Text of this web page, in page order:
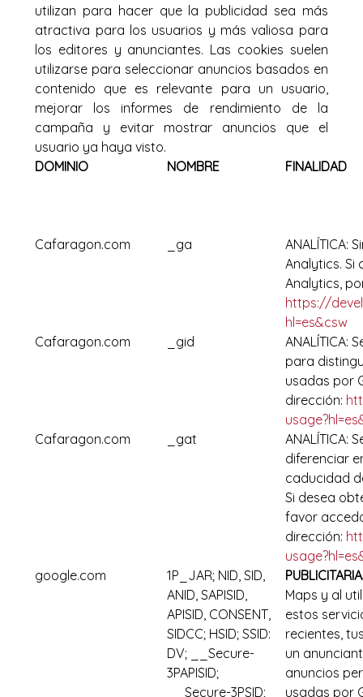
utilizan para hacer que la publicidad sea más
atractiva para los usuarios y más valiosa para
los editores y anunciantes. Las cookies suelen
utilizarse para seleccionar anuncios basados en
contenido que es relevante para un usuario,
mejorar los informes de rendimiento de la
campaña y evitar mostrar anuncios que el
usuario ya haya visto.
DOMINIO
NOMBRE FINALIDAD
Cafaragon.com _ga
ANALÍTICA:
Analytics.
Analytics,
https://
hl=es&csw
Cafaragon.com
_gid
ANALÍTICA:
para
usadas por
dirección:
Cafaragon.com
_gat
ANALÍTICA:
diferenciar
caducidad
Si desea
favor
dirección:
google.com
1P_JAR; NID, SID,
ANID, SAPISID,
APISID, CONSENT,
SIDCC; HSID; SSID:
DV; __Secure-
3PAPISID;
__Secure-3PSID;
Maps y al
estos
recientes,
un
anuncios
usadas por